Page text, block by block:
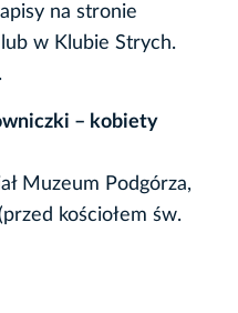
na stronie
lub w Klubie Strych.
– kobiety
Muzeum Podgórza,
kościołem św.